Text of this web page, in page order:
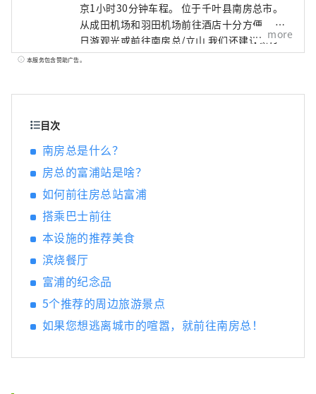
京1小时30分钟车程。 位于千叶县南房总市。
从成田机场和羽田机场前往酒店十分方便。 一
日游观光或前往南房总/立山 我们还建议您过
夜。 除了海鲜之外，您还可以享受附近的温泉
鲜海鲜盖饭、套餐、寿司、天妇罗盖饭、日本
荞麦面、 您可以享用包括滨烧在内的各种美
食。 在纪念品中心， 经营千叶县、南房总县、
立山县的特产。 在免税店有售。 后面还有一家
咖啡馆。 您可以在用餐和购物之间休息一下。
它还提供了一个放松的空间。 “大阪中心”出
售蔬菜和肉类， 还出售加工产品和海鲜。 在
“房总站富浦” 你需要的所有原料都可以在这
里找到， 也推荐给喜欢烧烤的人。 享受从餐饮
到纪念品购买的各种活动 「房总车站富浦」 车
位250个，大型车位8个， 还有自行车架和码头
跑道。 开车期间或休息期间 这是一个您可以轻
more
本服务包含赞助广告。
目次
南房总是什么？
房总的富浦站是啥？
如何前往房总站富浦
搭乘巴士前往
本设施的推荐美食
滨烧餐厅
富浦的纪念品
5个推荐的周边旅游景点
如果您想逃离城市的喧嚣，就前往南房总！